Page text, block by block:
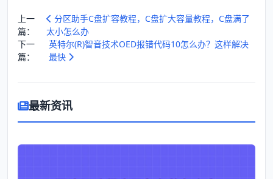
上一
篇：
分区助手C盘扩容教程，C盘扩大容量教程，C盘满了
太小怎么办
下一
篇：
英特尔(R)智音技术OED报错代码10怎么办？这样解决
最快
最新资讯